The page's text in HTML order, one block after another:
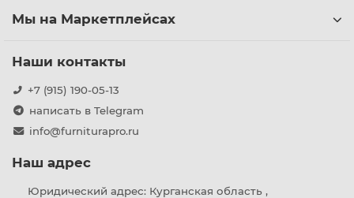
Мы на Маркетплейсах
Наши контакты
+7 (915) 190-05-13
написать в Telegram
info@furniturapro.ru
Наш адрес
Юридический адрес: Курганская область ,